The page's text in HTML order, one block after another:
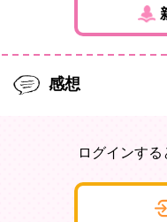
感想
ログインす